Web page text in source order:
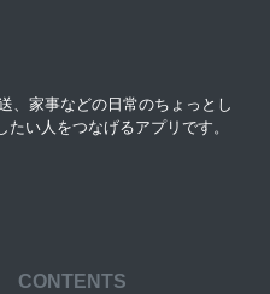
、家事などの日常のちょっとし
い人をつなげるアプリです。
CONTENTS